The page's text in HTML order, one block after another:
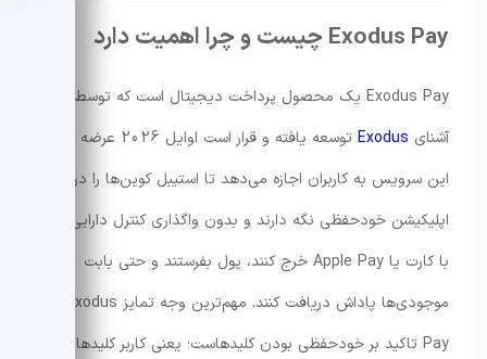
Exodus Pay چیست و چرا اهمیت دارد
Exodus Pay یک محصول پرداخت دیجیتال است که توسط تیم
آشنای Exodus
توسعه یافته و قرار است اوایل 2026 عرضه شود.
این سرویس به کاربران اجازه می‌دهد تا استیبل کوین‌ها را در یک
اپلیکیشن خودحفظی نگه دارند و بدون واگذاری کنترل دارایی‌ها،
با کارت یا Apple Pay خرج کنند، پول بفرستند و حتی بابت
موجودی‌ها پاداش دریافت کنند. مهم‌ترین وجه تمایز Exodus
Pay تاکید بر خودحفظی بودن کلیدهاست؛ یعنی کاربر کلیدهای